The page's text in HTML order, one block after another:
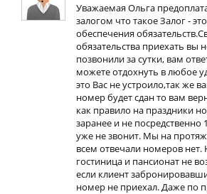
Уважаемая Ольга
залогом что такое Залог -
обеспечения
обязательства приехать вы
позвонили за сутки, вам
можете отдохнуть в любое
это Вас не устроило,так же
номер будет сдан то вам
как правило на праздники
заранее и не посредственно
уже не звонит. Мы на
всем отвечали номеров нет.
гостиница и пансионат не
если клиент
номер не приехал. Даже по